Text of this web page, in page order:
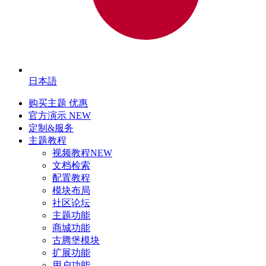
日本語
购买主题 优惠
官方演示 NEW
定制&服务
主题教程
视频教程NEW
文档检索
配置教程
模块布局
社区论坛
主题功能
商城功能
古腾堡模块
扩展功能